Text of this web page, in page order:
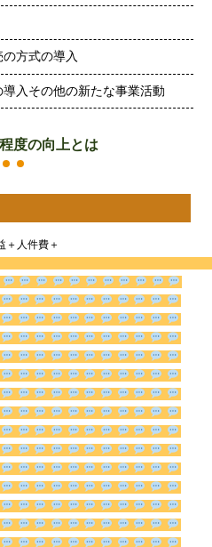
方式の導入
入その他の新たな事業活動
度の向上とは
＋人件費＋